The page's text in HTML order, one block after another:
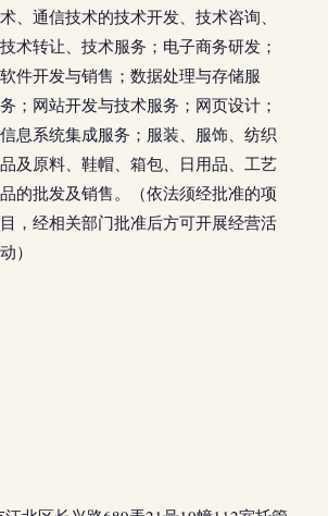
术、通信技术的技术开发、技术咨询、
技术转让、技术服务；电子商务研发；
软件开发与销售；数据处理与存储服
务；网站开发与技术服务；网页设计；
信息系统集成服务；服装、服饰、纺织
品及原料、鞋帽、箱包、日用品、工艺
品的批发及销售。（依法须经批准的项
目，经相关部门批准后方可开展经营活
动）